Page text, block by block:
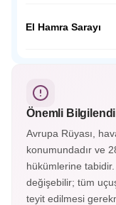
sunar.
ve Musevi
El Hamra Sarayı
her köşesinde
yolculuğun en
Önemli
Avrupa Rüyası,
konumundadır ve
hükümlerine
değişebilir; tüm
teyit edilmesi